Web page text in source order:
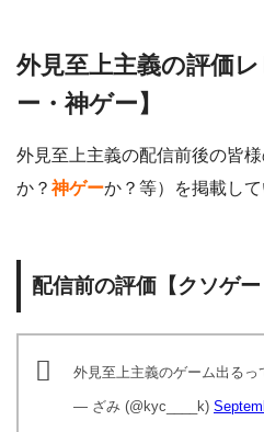
外見至上主義の評価
ー・神ゲー】
外見至上主義の配信前後の皆
か？神ゲーか？等）を掲載して
配信前の評価【クソゲー
外見至上主義のゲーム出るっ
— ざみ (@kyc____k)